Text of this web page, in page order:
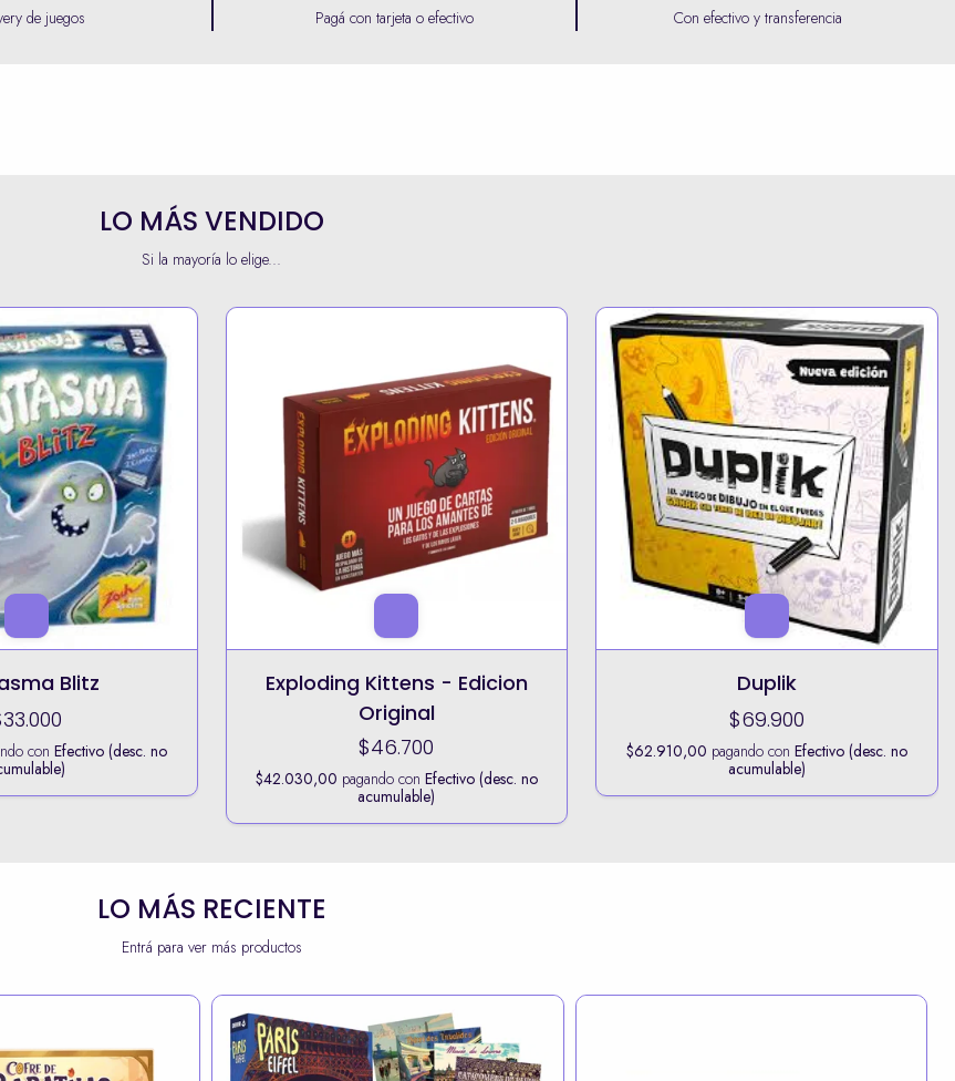
de juegos Pagá con tarjeta o efectivo Con efectivo y transferencia
LO MÁS VENDIDO
Si la mayoría lo elige...
- Edicion
conEfectivo (desc. no
Duplik
$69.900
pagando conEfectivo (desc. no
acumulable)
Quickstop
$37.990
$34.191,00pagando con Efectivo (desc. no
acumulable)
LO MÁS RECIENTE
Entrá para ver más productos